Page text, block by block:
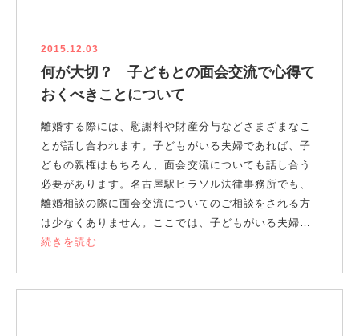
2015.12.03
何が大切？ 子どもとの面会交流で心得て
おくべきことについて
離婚する際には、慰謝料や財産分与などさまざまなこ
とが話し合われます。子どもがいる夫婦であれば、子
どもの親権はもちろん、面会交流についても話し合う
必要があります。名古屋駅ヒラソル法律事務所でも、
離婚相談の際に面会交流についてのご相談をされる方
は少なくありません。ここでは、子どもがいる夫婦…
続きを読む